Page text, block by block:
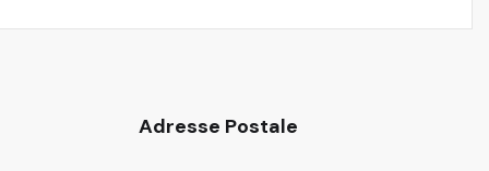
Adresse Postale